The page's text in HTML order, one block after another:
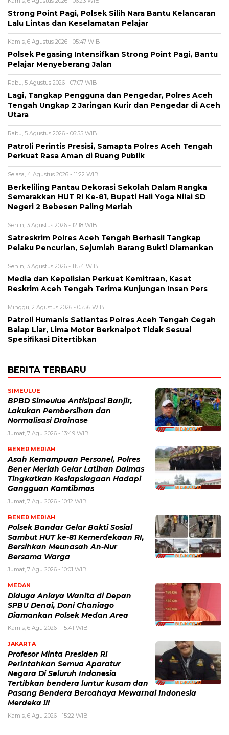
Strong Point Pagi, Polsek Silih Nara Bantu Kelancaran
Lalu Lintas dan Keselamatan Pelajar
Kamis, 6 Agustus 2026 - 05:47 WIB
Polsek Pegasing Intensifkan Strong Point Pagi, Bantu
Pelajar Menyeberang Jalan
Rabu, 5 Agustus 2026 - 07:07 WIB
Lagi, Tangkap Pengguna dan Pengedar, Polres Aceh
Tengah Ungkap 2 Jaringan Kurir dan Pengedar di Aceh
Utara
Rabu, 5 Agustus 2026 - 06:55 WIB
Patroli Perintis Presisi, Samapta Polres Aceh Tengah
Perkuat Rasa Aman di Ruang Publik
Selasa, 4 Agustus 2026 - 11:22 WIB
Berkeliling Pantau Dekorasi Sekolah Dalam Rangka
Semarakkan HUT RI Ke-81, Bupati Hali Yoga Nilai SD
Negeri 2 Bebesen Paling Meriah
Senin, 3 Agustus 2026 - 12:18 WIB
Satreskrim Polres Aceh Tengah Berhasil Tangkap
Pelaku Pencurian, Sejumlah Barang Bukti Diamankan
Senin, 3 Agustus 2026 - 11:54 WIB
Media dan Kepolisian Perkuat Kemitraan, Kasat
Reskrim Aceh Tengah Terima Kunjungan Insan Pers
Minggu, 2 Agustus 2026 - 05:56 WIB
Patroli Humanis Satlantas Polres Aceh Tengah Cegah
Balap Liar, Lima Motor Berknalpot Tidak Sesuai
Spesifikasi Ditertibkan
BERITA TERBARU
SIMEULUE
BPBD Simeulue Antisipasi Banjir,
Lakukan Pembersihan dan
Normalisasi Drainase
Jumat, 7 Agu 2026 - 13:49 WIB
BENER MERIAH
Asah Kemampuan Personel, Polres
Bener Meriah Gelar Latihan Dalmas
Tingkatkan Kesiapsiagaan Hadapi
Gangguan Kamtibmas
Jumat, 7 Agu 2026 - 10:12 WIB
BENER MERIAH
Polsek Bandar Gelar Bakti Sosial
Sambut HUT ke-81 Kemerdekaan RI,
Bersihkan Meunasah An-Nur
Bersama Warga
Jumat, 7 Agu 2026 - 10:01 WIB
MEDAN
Diduga Aniaya Wanita di Depan
SPBU Denai, Doni Chaniago
Diamankan Polsek Medan Area
Kamis, 6 Agu 2026 - 15:41 WIB
JAKARTA
Profesor Minta Presiden RI
Perintahkan Semua Aparatur
Negara Di Seluruh Indonesia
Tertibkan bendera luntur kusam dan
Pasang Bendera Bercahaya Mewarnai Indonesia
Merdeka !!!
Kamis, 6 Agu 2026 - 15:22 WIB